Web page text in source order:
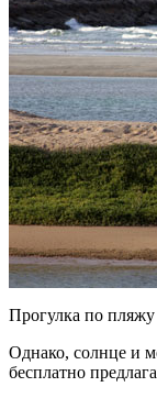
Прогулка по пляжу
Однако, солнце и
бесплатно